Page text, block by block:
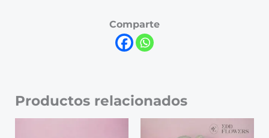
Comparte
Productos relacionados